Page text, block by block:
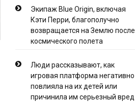
Экипаж Blue Origin, включая
Кэти Перри, благополучно
возвращается на Землю после
космического полета
Люди рассказывают, как
игровая платформа негативно
повлияла на их детей или
причинила им серьезный вред